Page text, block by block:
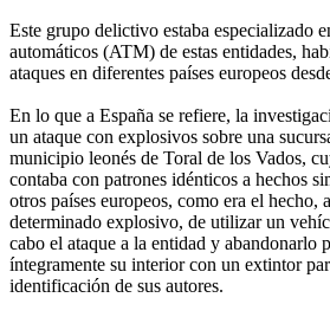
Este grupo delictivo estaba especializado
automáticos (ATM) de estas entidades,
ataques en diferentes países europeos
En lo que a España se refiere, la
un ataque con explosivos sobre una
municipio leonés de Toral de los Vados,
contaba con patrones idénticos a hechos
otros países europeos, como era el hecho,
determinado explosivo, de utilizar un
cabo el ataque a la entidad y abandonarlo
íntegramente su interior con un extintor
identificación de sus autores.